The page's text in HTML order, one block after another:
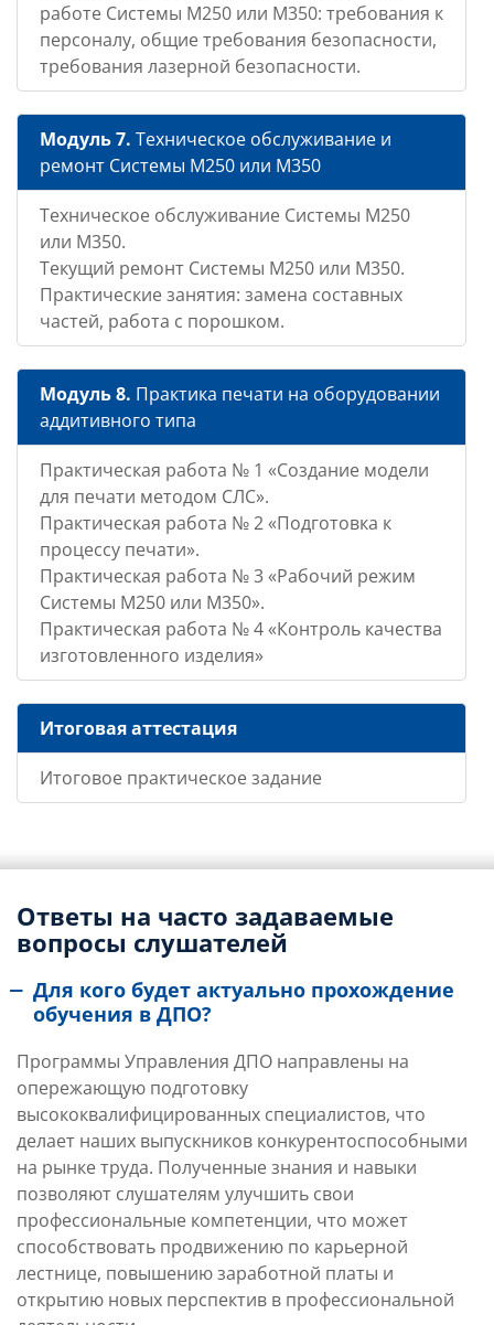
работе Системы М250 или М350: требования к
персоналу, общие требования безопасности,
требования лазерной безопасности.
Модуль 7. Техническое обслуживание и
ремонт Системы М250 или М350
Техническое обслуживание Системы М250
или М350.
Текущий ремонт Системы М250 или М350.
Практические занятия: замена составных
частей, работа с порошком.
Модуль 8. Практика печати на оборудовании
аддитивного типа
Практическая работа № 1 «Создание модели
для печати методом СЛС».
Практическая работа № 2 «Подготовка к
процессу печати».
Практическая работа № 3 «Рабочий режим
Системы М250 или М350».
Практическая работа № 4 «Контроль качества
изготовленного изделия»
Итоговая аттестация
Итоговое практическое задание
Ответы на часто задаваемые
вопросы слушателей
Для кого будет актуально прохождение
обучения в ДПО?
Программы Управления ДПО направлены на
опережающую подготовку
высококвалифицированных специалистов, что
делает наших выпускников конкурентоспособными
на рынке труда. Полученные знания и навыки
позволяют слушателям улучшить свои
профессиональные компетенции, что может
способствовать продвижению по карьерной
лестнице, повышению заработной платы и
открытию новых перспектив в профессиональной